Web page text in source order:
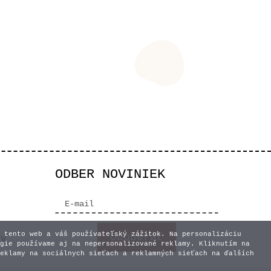
ODBER NOVINIEK
tento web a váš používateľský zážitok. Na personalizáciu
používame aj na nepersonalizované reklamy. Kliknutím na
na sociálnych sieťach a reklamných sieťach na ďalších